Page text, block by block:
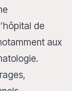
de
aux